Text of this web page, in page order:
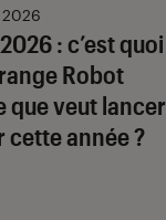
: c’est quoi
Robot
que veut lancer
cette année ?